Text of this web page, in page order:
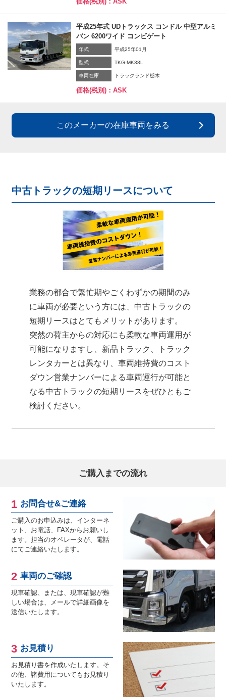
平成25年式 UDトラックス コンドル 中型アルミ
バン 6200ワイド コンビゲート
年式 平成25年01月
型式 TKG-MK38L
車両在庫 トラックランド栃木
価格(税別)：ASK
このメーカーの在庫車両をみる
中古トラックの短期リースについて
業務の都合で繁忙期やごくわずかの期間のみ
に車両が必要という方には、中古トラックの
短期リースはとてもメリットがあります。
突然の荷主からの対応にも柔軟な車両運用が
可能になりますし、新品トラック、トラック
レンタカーとは異なり、車両維持費のコスト
ダウン営業ナンバーによる車両運行が可能と
なる中古トラックの短期リースをぜひともご
検討ください。
ご購入までの流れ
お問合せ&ご連絡
ご購入のお申込みは、インターネ
ット、お電話、FAXからお願いし
ます。担当のオペレータが、電話
にてご連絡いたします。
車両のご確認
現車確認、または、現車確認が難
しい場合は、メールで詳細画像を
送信いたします。
お見積り
お見積り書を作成いたします。そ
の他、諸費用についてもお見積り
いたします。